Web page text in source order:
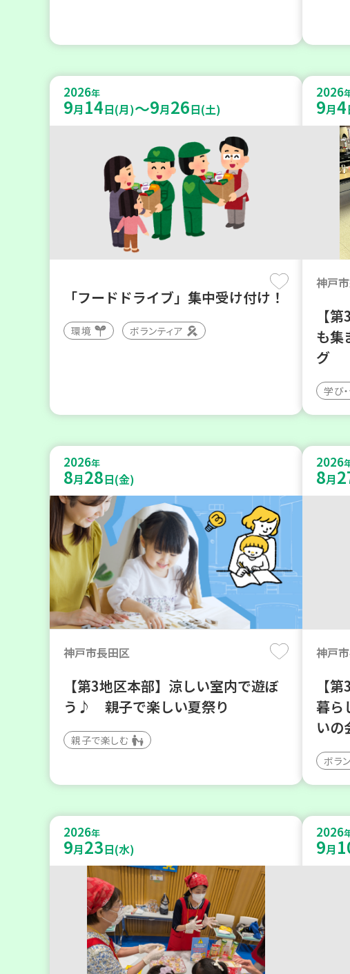
2026年
9月 14日(月)～9月26日(土)
「フードドライブ」集中受け付け！
環境 ボランティア
2026
9月4
神戸
【
も集
グ
学び
2026年
8月28日(金)
神戸市長田区
【第3地区本部】涼しい室内で遊ぼ
う♪ 親子で楽しい夏祭り
親子で楽しむ
2026
8月
神戸
【
暮ら
いの
ボラ
2026年
9月23日(水)
2026
9月